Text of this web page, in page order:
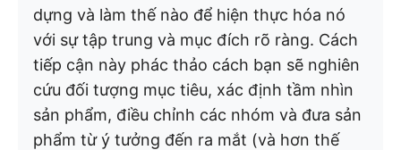
dựng và làm thế nào để hiện thực hóa nó
với sự tập trung và mục đích rõ ràng. Cách
tiếp cận này phác thảo cách bạn sẽ nghiên
cứu đối tượng mục tiêu, xác định tầm nhìn
sản phẩm, điều chỉnh các nhóm và đưa sản
phẩm từ ý tưởng đến ra mắt (và hơn thế